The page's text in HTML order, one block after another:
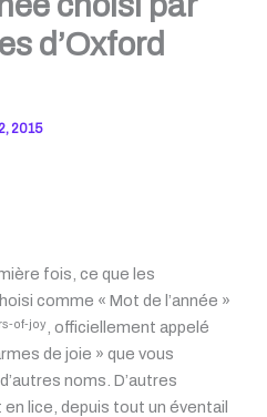
d’Oxford
2015
fois, ce que les
comme « Mot de l’année »
, officiellement appelé
de joie » que vous
noms. D’autres
lice, depuis tout un éventail